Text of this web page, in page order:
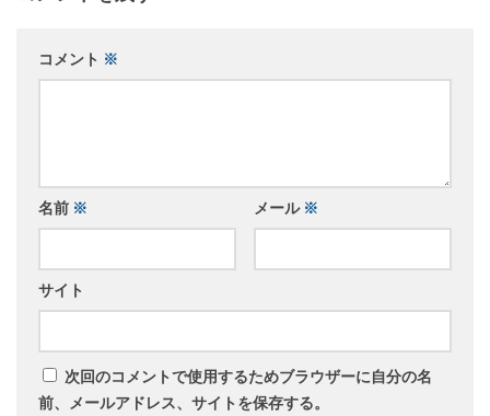
コメント ※
名前 ※ メール ※
サイト
次回のコメントで使用するためブラウザーに自分の名
前、メールアドレス、サイトを保存する。